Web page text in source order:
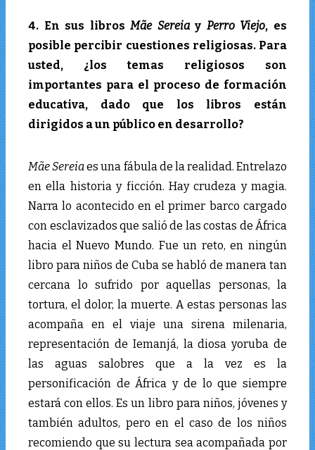
4. En sus librosMãe Sereiay Perro Viejo, es
posible percibir cuestiones religiosas. Para
usted, ¿los temas religiosos son
importantes para el proceso de formación
educativa, dado que los libros están
dirigidos a un público en desarrollo?
Mãe Sereiaes una fábula de la realidad. Entrelazo
en ella historia y ficción. Hay crudeza y magia.
Narra lo acontecido en el primer barco cargado
con esclavizados que salió de las costas de África
hacia el Nuevo Mundo. Fue un reto, en ningún
libro para niños de Cuba se habló de manera tan
cercana lo sufrido por aquellas personas, la
tortura, el dolor, la muerte. A estas personas las
acompaña en el viaje una sirena milenaria,
representación de Iemanjá, la diosa yoruba de
las aguas salobres que a la vez es la
personificación de África y de lo que siempre
estará con ellos. Es un libro para niños, jóvenes y
también adultos, pero en el caso de los niños
recomiendo que su lectura sea acompañada por